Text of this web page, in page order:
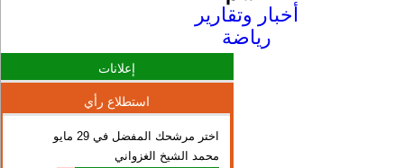
أخبار وتقارير
رياضة
إعلانات
استطلاع رأي
اختر مرشحك المفضل في 29 مايو
محمد الشيخ الغزواني